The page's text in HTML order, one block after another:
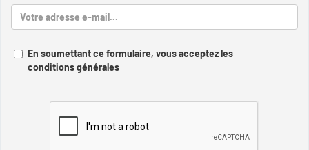
En soumettant ce formulaire, vous acceptez les
conditions générales